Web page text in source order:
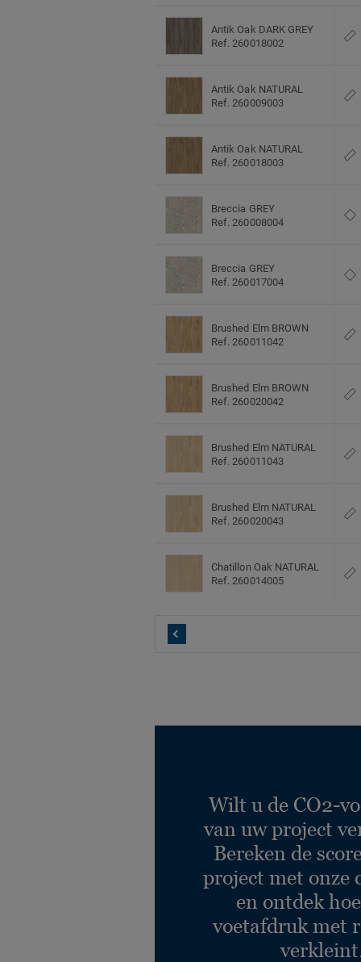
Antik Oak DARK GREY
Ref. 260018002
Antik Oak NATURAL
Ref. 260009003
Antik Oak NATURAL
Ref. 260018003
Breccia GREY
Ref. 260008004
Breccia GREY
Ref. 260017004
Brushed Elm BROWN
Ref. 260011042
Brushed Elm BROWN
Ref. 260020042
Brushed Elm NATURAL
Ref. 260011043
Brushed Elm NATURAL
Ref. 260020043
Chatillon Oak NATURAL
Ref. 260014005
Contemporary Oak
GREGE
Ref. 260013007
Wilt u de CO2-
van uw project
Bereken de
project met onze
en ontdek
voetafdruk met